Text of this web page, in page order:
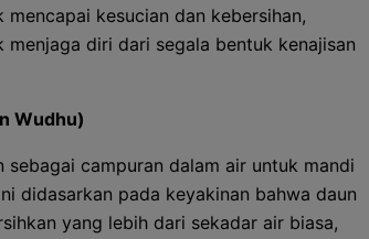
kesucian dan kebersihan,
menjaga diri dari segala bentuk kenajisan
Wudhu)
sebagai campuran dalam air untuk mandi
didasarkan pada keyakinan bahwa daun
yang lebih dari sekadar air biasa,